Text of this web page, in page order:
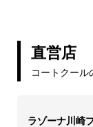
直営店
コートクール
ラゾーナ川崎